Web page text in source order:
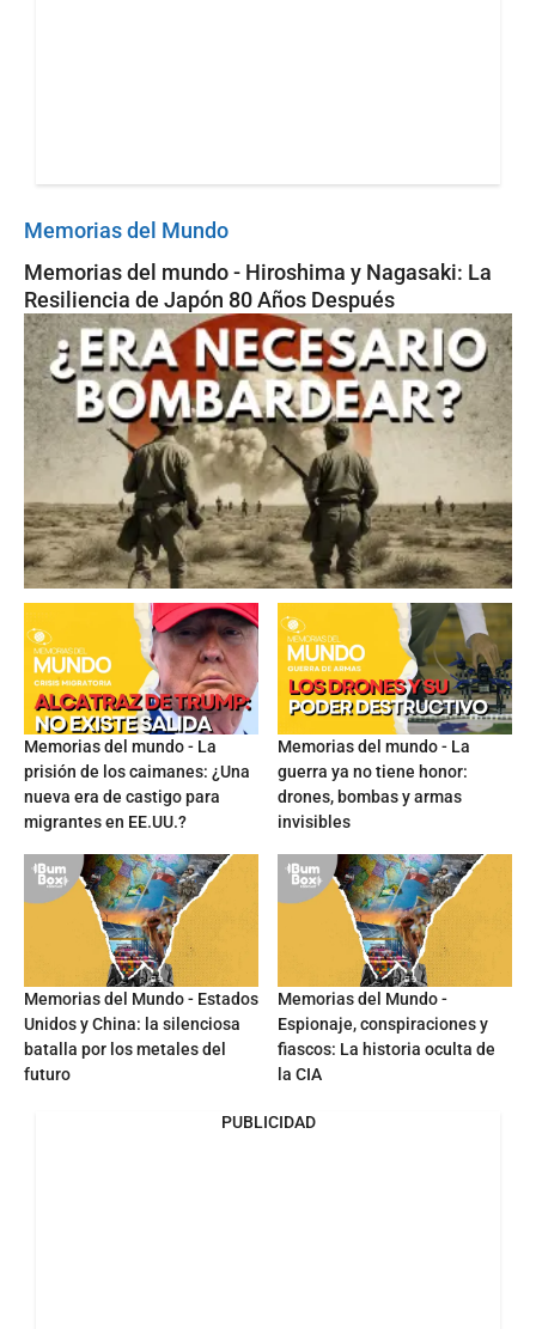
Memorias del Mundo
Memorias del mundo - Hiroshima y Nagasaki: La
Resiliencia de Japón 80 Años Después
Memorias del mundo - La
prisión de los caimanes: ¿Una
nueva era de castigo para
migrantes en EE.UU.?
Memorias del mundo - La
guerra ya no tiene honor:
drones, bombas y armas
invisibles
Memorias del Mundo - Estados
Unidos y China: la silenciosa
batalla por los metales del
futuro
Memorias del Mundo -
Espionaje, conspiraciones y
fiascos: La historia oculta de
la CIA
PUBLICIDAD